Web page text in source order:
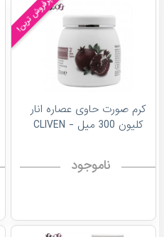
پرفروش ترین!
کرم صورت حاوی عصاره انار
کلیون 300 میل - CLIVEN
ناموجود